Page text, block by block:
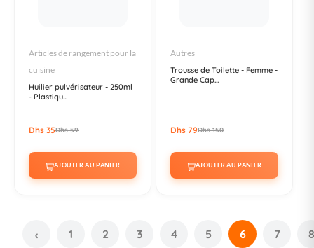
Articles de rangement pour la
cuisine
Huilier pulvérisateur - 250ml
- Plastiqu...
Dhs 35Dhs 59
AJOUTER AU PANIER
Autres
Trousse de Toilette - Femme -
Grande Cap...
Dhs 79Dhs 150
AJOUTER AU PANIER
‹ 1 2 3 4 5 6 7 8